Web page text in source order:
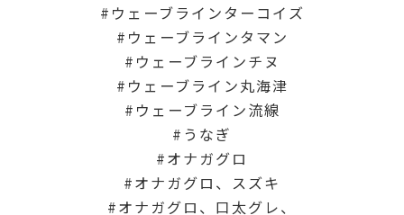
ウェーブラインターコイズ
ウェーブラインタマン
ウェーブラインチヌ
ウェーブライン丸海津
ウェーブライン流線
うなぎ
オナガグロ
オナガグロ、スズキ
オナガグロ、口太グレ、